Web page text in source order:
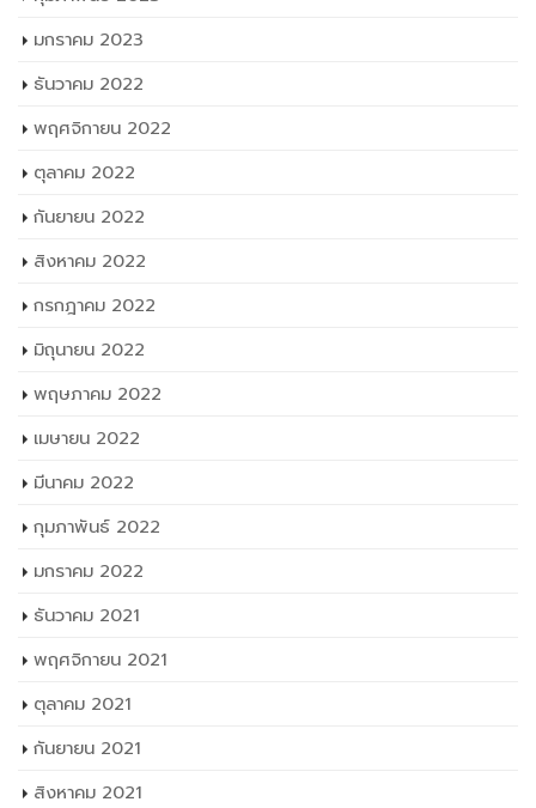
มกราคม 2023
ธันวาคม 2022
พฤศจิกายน 2022
ตุลาคม 2022
กันยายน 2022
สิงหาคม 2022
กรกฎาคม 2022
มิถุนายน 2022
พฤษภาคม 2022
เมษายน 2022
มีนาคม 2022
กุมภาพันธ์ 2022
มกราคม 2022
ธันวาคม 2021
พฤศจิกายน 2021
ตุลาคม 2021
กันยายน 2021
สิงหาคม 2021